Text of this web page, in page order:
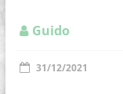
japonés
de
Guido
31/12/2021